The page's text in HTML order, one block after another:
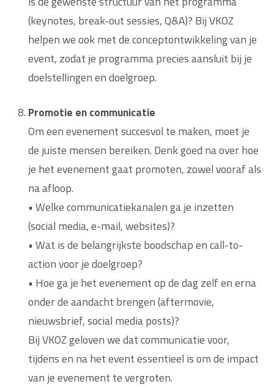
(keynotes, break-out sessies, Q&A)? Bij VKOZ
helpen we ook met de conceptontwikkeling van je
event, zodat je programma precies aansluit bij je
doelstellingen en doelgroep.
Promotie en communicatie
Om een evenement succesvol te maken, moet je
de juiste mensen bereiken. Denk goed na over hoe
je het evenement gaat promoten, zowel vooraf als
na afloop.
• Welke communicatiekanalen ga je inzetten
(social media, e-mail, websites)?
• Wat is de belangrijkste boodschap en call-to-
action voor je doelgroep?
• Hoe ga je het evenement op de dag zelf en erna
onder de aandacht brengen (aftermovie,
nieuwsbrief, social media posts)?
Bij VKOZ geloven we dat communicatie voor,
tijdens en na het event essentieel is om de impact
van je evenement te vergroten.